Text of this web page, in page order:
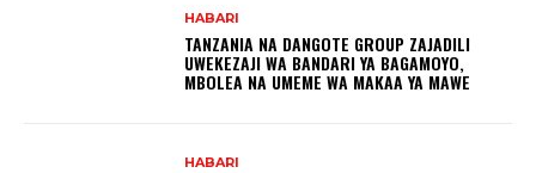
HABARI
TANZANIA NA DANGOTE GROUP ZAJADILI
UWEKEZAJI WA BANDARI YA BAGAMOYO,
MBOLEA NA UMEME WA MAKAA YA MAWE
HABARI